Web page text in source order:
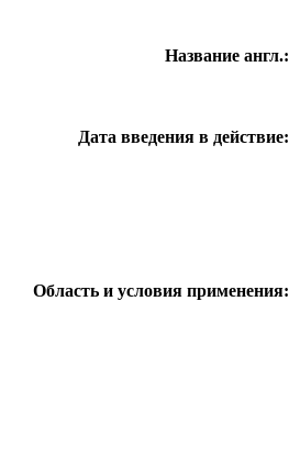
Название англ.:
Дата введения в действие:
Область и условия применения: